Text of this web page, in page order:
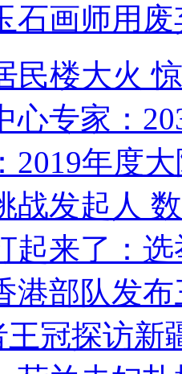
石画师用
民楼大火
心专家：
2019年度
战发起人
起来了：
港部队发
王冠探访新